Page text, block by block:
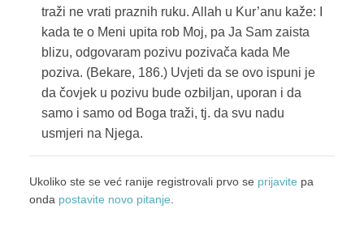
traži ne vrati praznih ruku. Allah u Kur’anu kaže: I
kada te o Meni upita rob Moj, pa Ja Sam zaista
blizu, odgovaram pozivu pozivača kada Me
poziva. (Bekare, 186.) Uvjeti da se ovo ispuni je
da čovjek u pozivu bude ozbiljan, uporan i da
samo i samo od Boga traži, tj. da svu nadu
usmjeri na Njega.
Ukoliko ste se već ranije registrovali prvo se prijavite pa
onda postavite novo pitanje.